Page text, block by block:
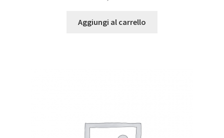
Aggiungi al carrello